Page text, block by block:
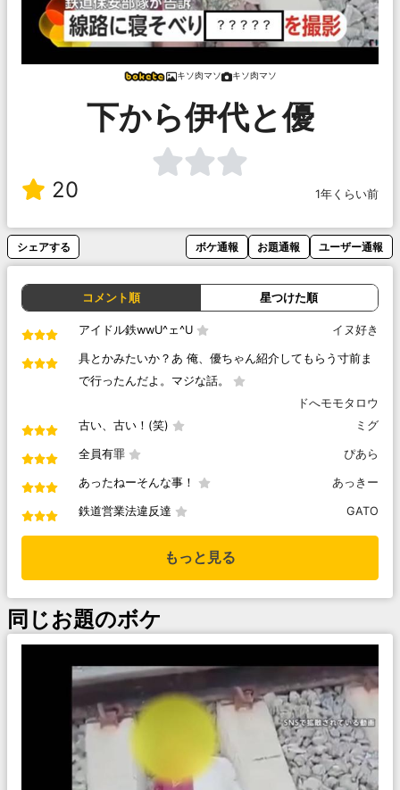
キソ肉マソ キソ肉マソ
下から伊代と優
20 1年くらい前
シェアする ボケ通報 お題通報 ユーザー通報
コメント順 星つけた順
アイドル鉄wwU^ェ^U イヌ好き
具とかみたいか？あ 俺、優ちゃん紹介してもらう寸前ま
で行ったんだよ。マジな話。
ドへモモタロウ
古い、古い！(笑)
ミグ
全員有罪 ぴあら
あったねーそんな事！ あっきー
鉄道営業法違反達 GATO
もっと見る
同じお題のボケ